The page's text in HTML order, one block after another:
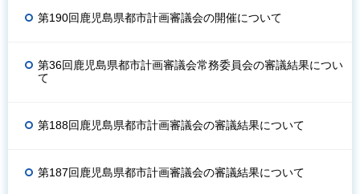
第190回鹿児島県都市計画審議会の開催について
第36回鹿児島県都市計画審議会常務委員会の審議結果につい
て
第188回鹿児島県都市計画審議会の審議結果について
第187回鹿児島県都市計画審議会の審議結果について